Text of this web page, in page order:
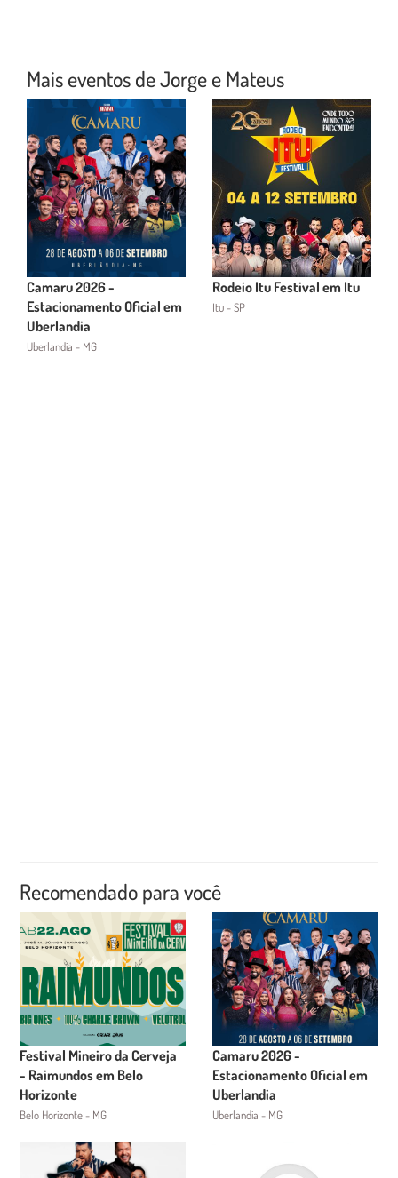
Mais eventos de Jorge e Mateus
Camaru 2026 -
Estacionamento Oficial em
Uberlandia
Uberlandia - MG
Rodeio Itu Festival em Itu
Itu - SP
Recomendado para você
Festival Mineiro da Cerveja
- Raimundos em Belo
Horizonte
Belo Horizonte - MG
Camaru 2026 -
Estacionamento Oficial em
Uberlandia
Uberlandia - MG